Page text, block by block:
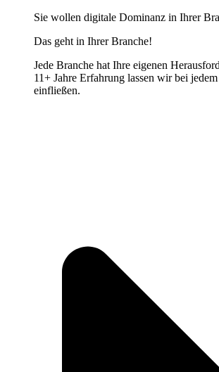
Sie wollen digitale Dominanz in Ihrer
Das geht in Ihrer Branche!
Jede Branche hat Ihre eigenen
11+ Jahre Erfahrung lassen wir bei
einfließen.